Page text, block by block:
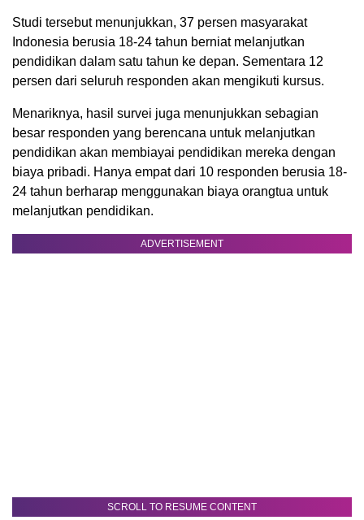
Studi tersebut menunjukkan, 37 persen masyarakat
Indonesia berusia 18-24 tahun berniat melanjutkan
pendidikan dalam satu tahun ke depan. Sementara 12
persen dari seluruh responden akan mengikuti kursus.
Menariknya, hasil survei juga menunjukkan sebagian
besar responden yang berencana untuk melanjutkan
pendidikan akan membiayai pendidikan mereka dengan
biaya pribadi. Hanya empat dari 10 responden berusia 18-
24 tahun berharap menggunakan biaya orangtua untuk
melanjutkan pendidikan.
ADVERTISEMENT
SCROLL TO RESUME CONTENT